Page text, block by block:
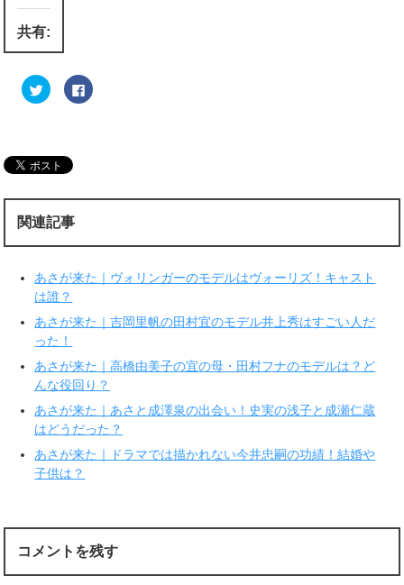
共有:
ク
リ
w
i
e
r
で
有
新
し
い
ウ
ン
ド
ウ
開
き
ま
)
F
a
す
ク
ッ
ク
く
だ
新
し
い
ィ
ン
ド
で
開
関連記事
あさが来た｜ヴォリンガーのモデルはヴォーリズ！キャスト
は誰？
あさが来た｜吉岡里帆の田村宜のモデル井上秀はすごい人だ
った！
あさが来た｜高橋由美子の宜の母・田村フナのモデルは？ど
んな役回り？
あさが来た｜あさと成澤泉の出会い！史実の浅子と成瀬仁蔵
はどうだった？
あさが来た｜ドラマでは描かれない今井忠嗣の功績！結婚や
子供は？
コメントを残す